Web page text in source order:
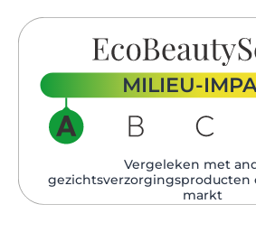
MILIEU-
Vergeleken met
gezichtsverzorgingsproducten
markt